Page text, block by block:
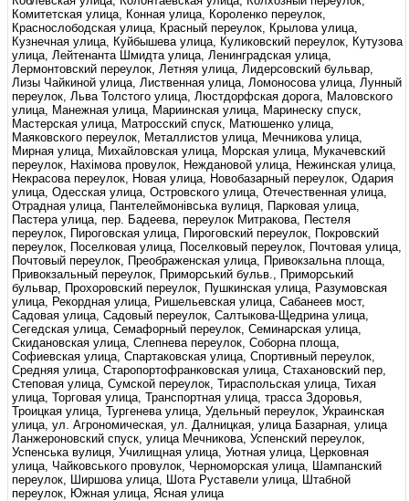
Комитетская улица, Конная улица, Короленко переулок,
Краснослободская улица, Красный переулок, Крылова улица,
Кузнечная улица, Куйбышева улица, Куликовский переулок, Кутузова
улица, Лейтенанта Шмидта улица, Ленинградская улица,
Лермонтовский переулок, Летняя улица, Лидерсовский бульвар,
Лизы Чайкиной улица, Лиственная улица, Ломоносова улица, Лунный
переулок, Льва Толстого улица, Люстдорфская дорога, Маловского
улица, Манежная улица, Мариинская улица, Маринеску спуск,
Мастерская улица, Матросский спуск, Матюшенко улица,
Маяковского переулок, Металлистов улица, Мечникова улица,
Мирная улица, Михайловская улица, Морская улица, Мукачевский
переулок, Нахімова провулок, Неждановой улица, Нежинская улица,
Некрасова переулок, Новая улица, Новобазарный переулок, Одария
улица, Одесская улица, Островского улица, Отечественная улица,
Отрадная улица, Пантелеймонівська вулиця, Парковая улица,
Пастера улица, пер. Бадеева, переулок Митракова, Пестеля
переулок, Пироговская улица, Пироговский переулок, Покровский
переулок, Поселковая улица, Поселковый переулок, Почтовая улица,
Почтовый переулок, Преображенская улица, Привокзальна площа,
Привокзальный переулок, Приморський бульв., Приморський
бульвар, Прохоровский переулок, Пушкинская улица, Разумовская
улица, Рекордная улица, Ришельевская улица, Сабанеев мост,
Садовая улица, Садовый переулок, Салтыкова-Щедрина улица,
Сегедская улица, Семафорный переулок, Семинарская улица,
Скидановская улица, Слепнева переулок, Соборна площа,
Софиевская улица, Спартаковская улица, Спортивный переулок,
Средняя улица, Старопортофранковская улица, Стахановский пер,
Степовая улица, Сумской переулок, Тираспольская улица, Тихая
улица, Торговая улица, Транспортная улица, трасса Здоровья,
Троицкая улица, Тургенева улица, Удельный переулок, Украинская
улица, ул. Агрономическая, ул. Далницкая, улица Базарная, улица
Ланжероновский спуск, улица Мечникова, Успенский переулок,
Успенська вулиця, Училищная улица, Уютная улица, Церковная
улица, Чайковського провулок, Черноморская улица, Шампанский
переулок, Ширшова улица, Шота Руставели улица, Штабной
переулок, Южная улица, Ясная улица